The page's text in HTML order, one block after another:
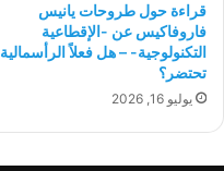
قراءة حول طروحات يانيس
فاروفاكيس عن -الإقطاعية
التكنولوجية- – هل فعلاً الرأسمالية
تحتضر؟
يوليو 16, 2026